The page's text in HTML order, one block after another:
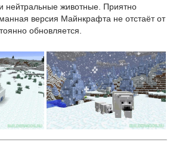
нейтральные животные. Приятно
версия Майнкрафта не отстаёт от
обновляется.